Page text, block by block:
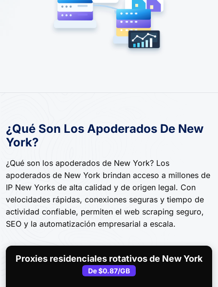
¿Qué Son Los Apoderados De New
York?
¿Qué son los apoderados de New York? Los
apoderados de New York brindan acceso a millones de
IP New Yorks de alta calidad y de origen legal. Con
velocidades rápidas, conexiones seguras y tiempo de
actividad confiable, permiten el web scraping seguro,
SEO y la automatización empresarial a escala.
Proxies residenciales rotativos de New York
De$0.87/GB